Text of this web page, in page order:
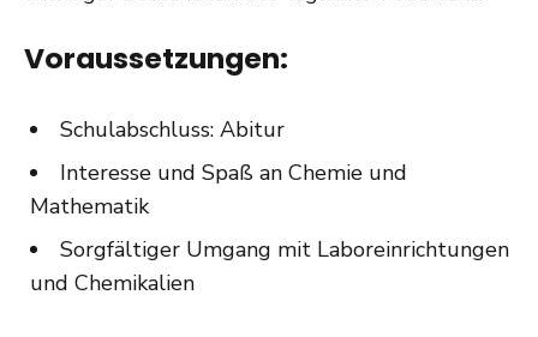
Voraussetzungen:
Schulabschluss: Abitur
Interesse und Spaß an Chemie und
Mathematik
Sorgfältiger Umgang mit Laboreinrichtungen
und Chemikalien